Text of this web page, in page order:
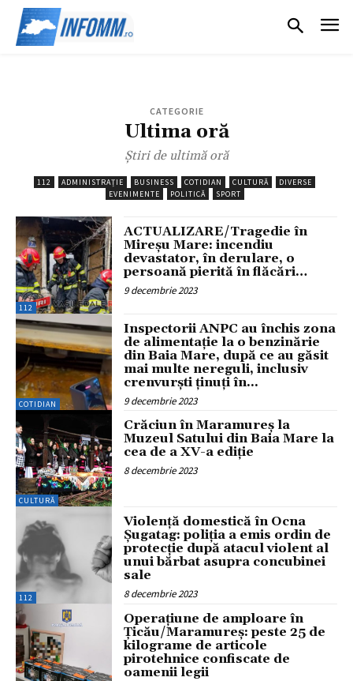
CATEGORIE
Ultima oră
Știri de ultimă oră
112 ADMINISTRAȚIE BUSINESS COTIDIAN CULTURĂ
DIVERSE
EVENIMENTE
POLITICĂ SPORT
112
ACTUALIZARE/Tragedie în
Mireșu Mare: incendiu
devastator, în derulare, o
persoană pierită în flăcări…
9 decembrie 2023
COTIDIAN
Inspectorii ANPC au închis zona
de alimentație la o benzinărie
din Baia Mare, după ce au găsit
mai multe nereguli, inclusiv
crenvurști ținuți în...
9 decembrie 2023
CULTURĂ
Crăciun în Maramureș la
Muzeul Satului din Baia Mare la
cea de a XV-a ediție
8 decembrie 2023
112
Violență domestică în Ocna
Șugatag: poliția a emis ordin de
protecție după atacul violent al
unui bărbat asupra concubinei
sale
8 decembrie 2023
Operațiune de amploare în
Țicău/Maramureș: peste 25 de
kilograme de articole
pirotehnice confiscate de
oamenii legii